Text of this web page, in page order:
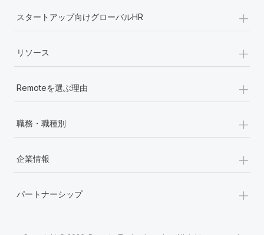
スタートアップ向けグローバルHR +
リソース +
Remoteを選ぶ理由 +
職務・職種別 +
企業情報 +
パートナーシップ +